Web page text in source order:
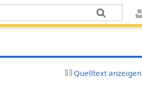
Quelltext anzeigen